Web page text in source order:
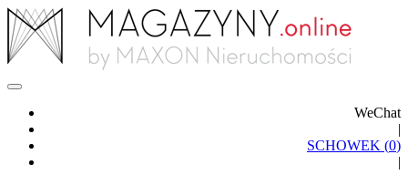
WeChat
|
SCHOWEK (0)
|